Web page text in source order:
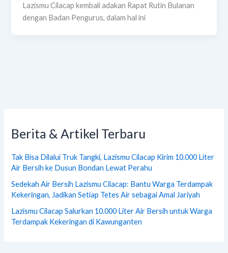
Lazismu Cilacap kembali adakan Rapat Rutin Bulanan
dengan Badan Pengurus, dalam hal ini
Berita & Artikel Terbaru
Tak Bisa Dilalui Truk Tangki, Lazismu Cilacap Kirim 10.000 Liter
Air Bersih ke Dusun Bondan Lewat Perahu
Sedekah Air Bersih Lazismu Cilacap: Bantu Warga Terdampak
Kekeringan, Jadikan Setiap Tetes Air sebagai Amal Jariyah
Lazismu Cilacap Salurkan 10.000 Liter Air Bersih untuk Warga
Terdampak Kekeringan di Kawunganten